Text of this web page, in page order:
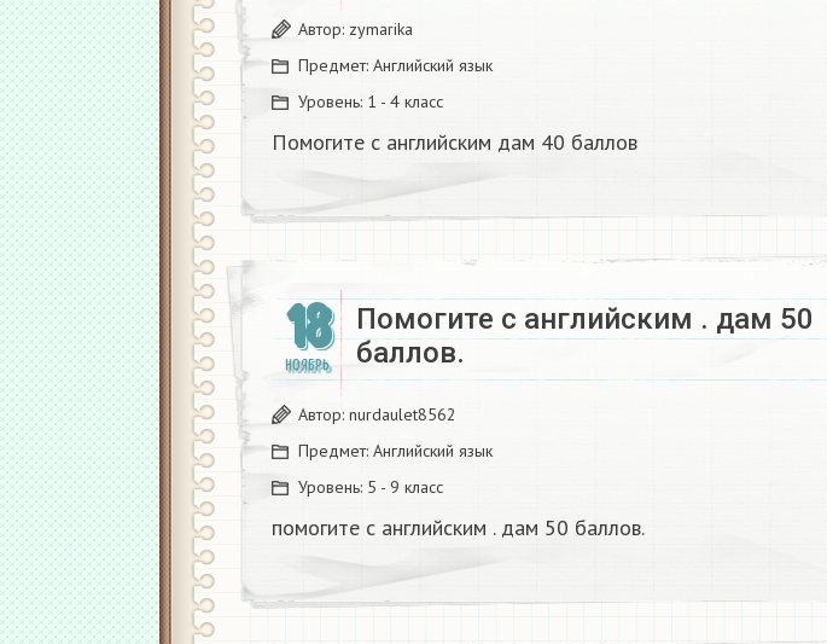
Автор: zymarika
Предмет: Английский язык
Уровень: 1 - 4 класс
Помогите с английским дам 40 баллов
18
НОЯБРЬ
Помогите с английским . дам 50
баллов.​
Автор: nurdaulet8562
Предмет: Английский язык
Уровень: 5 - 9 класс
помогите с английским . дам 50 баллов.​